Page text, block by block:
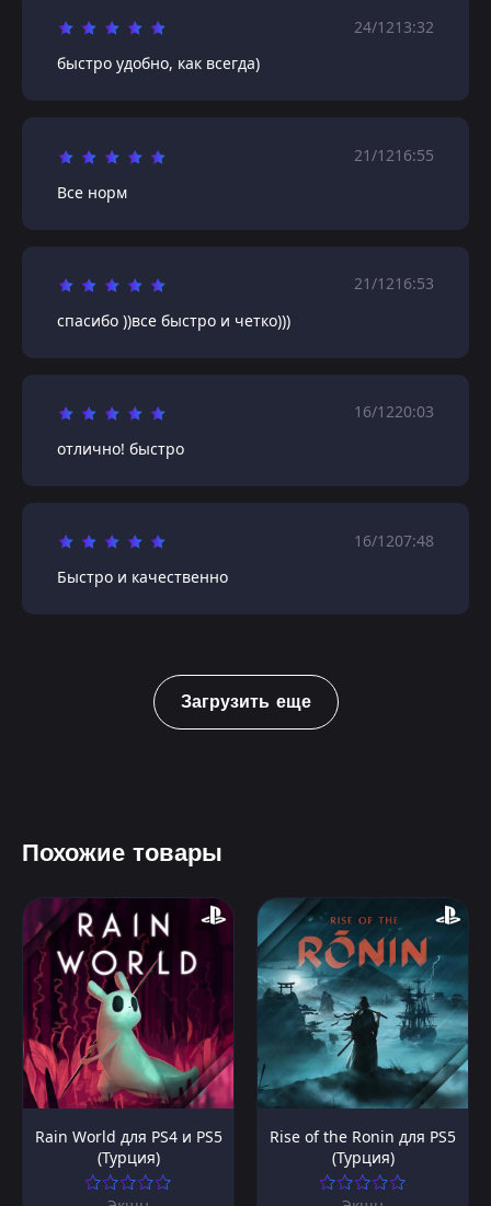
24/1213:32
быстро удобно, как всегда)
21/1216:55
Все норм
21/1216:53
спасибо ))все быстро и четко)))
16/1220:03
отлично! быстро
16/1207:48
Быстро и качественно
Загрузить еще
Похожие товары
Rain World для PS4 и PS5
(Турция)
Rise of the Ronin для PS5
(Турция)